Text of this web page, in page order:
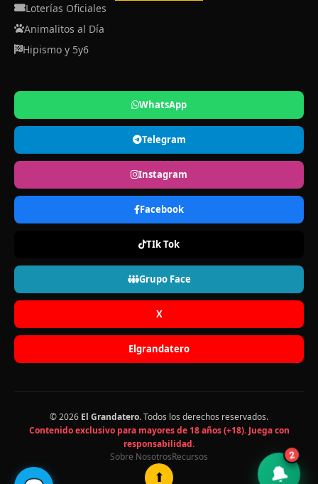
Loterías Oficiales
Animalitos al Día
Hipismo y 5y6
WhatsApp
Telegram
Instagram
Facebook
TIk Tok
Grupo Face
X
Elgrandatero
© 2026 El Grandatero. Todos los derechos reservados.
Contenido exclusivo para mayores de 18 años (+18). Juega con
responsabilidad.
Sobre NosotrosRecursos
⬆ 🔔
2